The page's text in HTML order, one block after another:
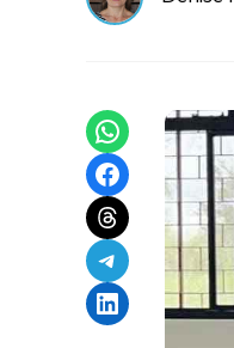
Share on
Share on Facebook
Share on Threads
Share on Telegram
Share on LinkedIn